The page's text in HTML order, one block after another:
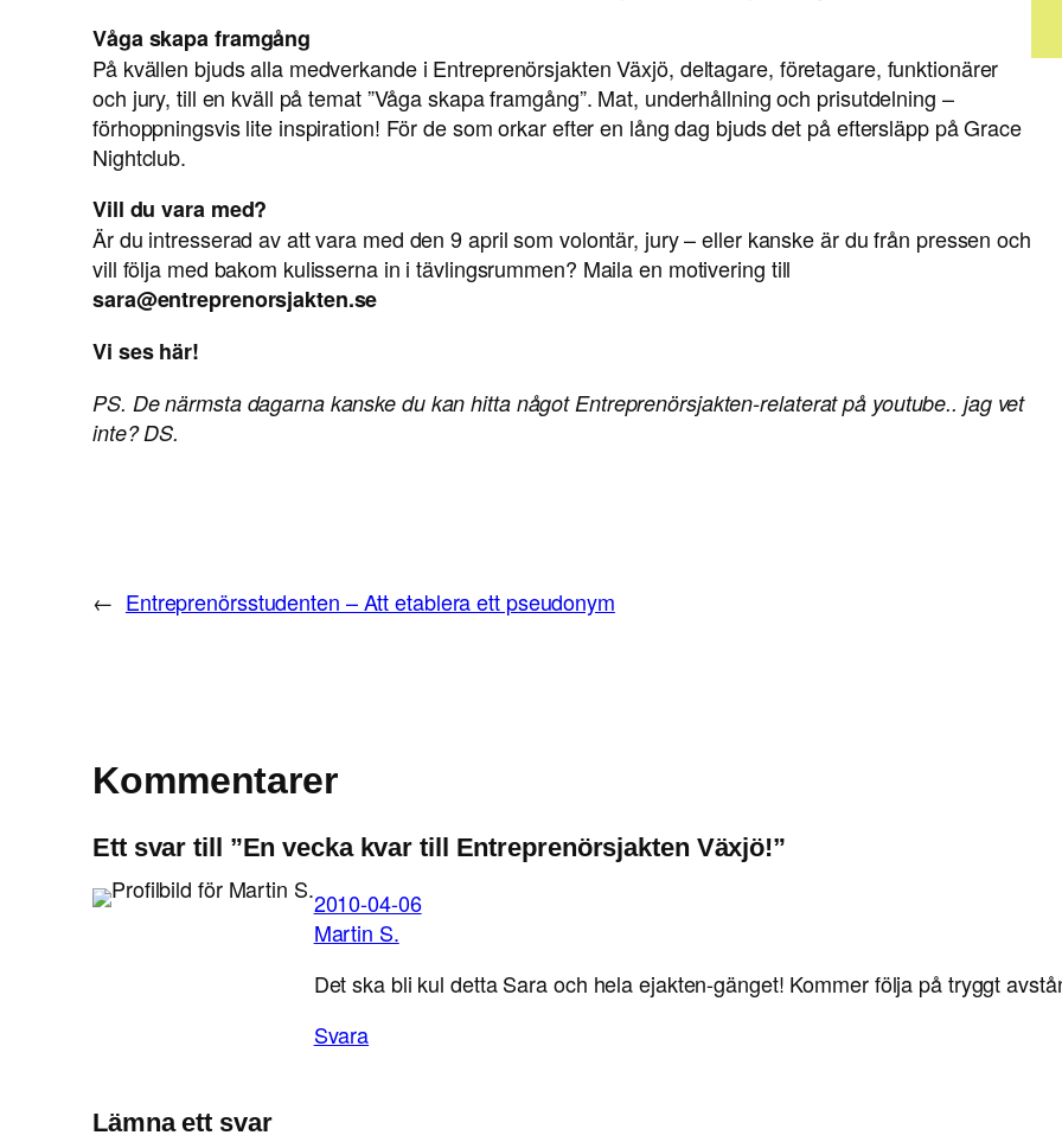
Våga skapa framgång
På kvällen bjuds alla medverkande i Entreprenörsjakten Växjö, deltagare, företagare, funktionärer
och jury, till en kväll på temat ”Våga skapa framgång”. Mat, underhållning och prisutdelning –
förhoppningsvis lite inspiration! För de som orkar efter en lång dag bjuds det på eftersläpp på Grace
Nightclub.
Vill du vara med?
Är du intresserad av att vara med den 9 april som volontär, jury – eller kanske är du från pressen och
vill följa med bakom kulisserna in i tävlingsrummen? Maila en motivering till
sara@entreprenorsjakten.se
Vi ses här!
PS. De närmsta dagarna kanske du kan hitta något Entreprenörsjakten-relaterat på youtube.. jag vet
inte? DS.
← Entreprenörsstudenten – Att etablera ett pseudonym
Kommentarer
Ett svar till ”En vecka kvar till Entreprenörsjakten Växjö!”
2010-04-06
Martin S.
Det ska bli kul detta Sara och hela ejakten-gänget! Kommer följa på tryggt
Svara
Lämna ett svar